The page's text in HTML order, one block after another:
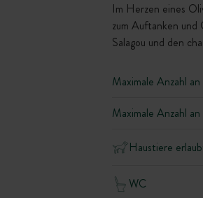
Im Herzen eines
zum Auftanken
Salagou und den
Maximale Anzahl
Maximale Anzahl
Haustiere
WC